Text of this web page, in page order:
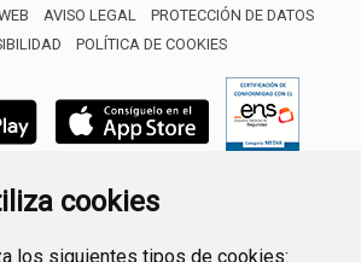
cookies
los siguientes tipos de cookies:
AVISO LEGAL
PROTECCIÓN DE DATOS
POLÍTICA DE COOKIES